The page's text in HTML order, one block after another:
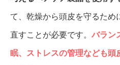
て、乾燥から頭皮を守るた
直すことが必要です。 バラン
眠、ストレスの管理なども頭